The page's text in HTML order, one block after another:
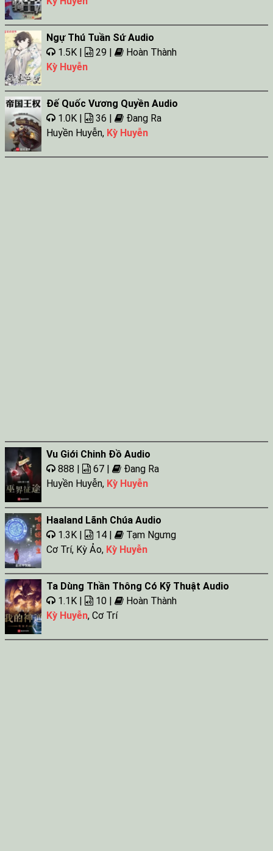
Ngự Thú Tuần Sứ Audio
1.5K |
29 |
Hoàn Thành
Kỳ Huyễn
Đế Quốc Vương Quyền Audio
1.0K |
36 |
Đang Ra
Huyền Huyễn, Kỳ Huyễn
Vu Giới Chinh Đồ Audio
888 |
67 |
Đang Ra
Huyền Huyễn, Kỳ Huyễn
Haaland Lãnh Chúa Audio
1.3K |
14 |
Tạm Ngưng
Cơ Trí, Kỳ Ảo, Kỳ Huyễn
Ta Dùng Thần Thông Có Kỹ Thuật Audio
1.1K |
10 |
Hoàn Thành
Kỳ Huyễn, Cơ Trí